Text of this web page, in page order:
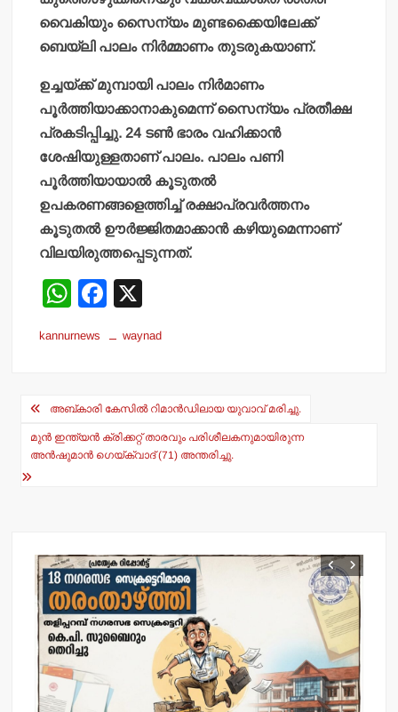
വൈകിയും സൈന്യം മുണ്ടക്കൈയിലേക്ക്
ബെയ്ലി പാലം നിര്‍മ്മാണം തുടരുകയാണ്.
ഉച്ചയ്ക്ക് മുമ്പായി പാലം നിര്‍മാണം
പൂര്‍ത്തിയാക്കാനാകുമെന്ന് സൈന്യം പ്രതീക്ഷ
പ്രകടിപ്പിച്ചു. 24 ടണ്‍ ഭാരം വഹിക്കാന്‍
ശേഷിയുള്ളതാണ് പാലം. പാലം പണി
പൂര്‍ത്തിയായാല്‍ കൂടുതല്‍
ഉപകരണങ്ങളെത്തിച്ച് രക്ഷാപ്രവര്‍ത്തനം
കൂടുതല്‍ ഊര്‍ജ്ജിതമാക്കാന്‍ കഴിയുമെന്നാണ്
വിലയിരുത്തപ്പെടുന്നത്.
W
at
A
p
p
F
c
b
o
o
kannurnews waynad
Post
navigation
അബ്കാരി കേസില്‍ റിമാന്‍ഡിലായ യുവാവ് മരിച്ചു.
മുന്‍ ഇന്ത്യന്‍ ക്രിക്കറ്റ് താരവും പരിശീലകനുമായിരുന്ന
അന്‍ഷുമാന്‍ ഗെയ്ക്വാദ് (71) അന്തരിച്ചു.